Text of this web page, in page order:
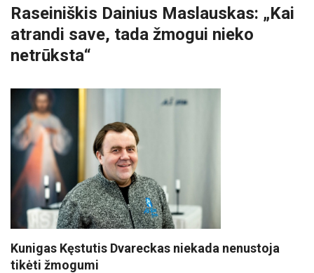
Raseiniškis Dainius Maslauskas: „Kai
atrandi save, tada žmogui nieko
netrūksta“
Kunigas Kęstutis Dvareckas niekada nenustoja
tikėti žmogumi